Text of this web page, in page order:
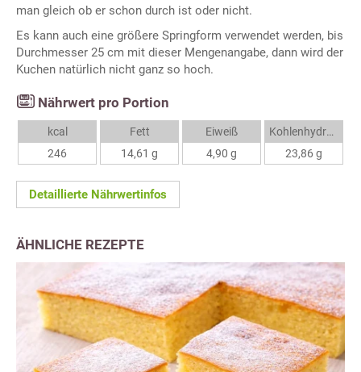
man gleich ob er schon durch ist oder nicht.
Es kann auch eine größere Springform verwendet werden, bis
Durchmesser 25 cm mit dieser Mengenangabe, dann wird der
Kuchen natürlich nicht ganz so hoch.
Nährwert pro Portion
kcal
246
Fett
14,61 g
Eiweiß
4,90 g
Kohlenhydrate
23,86 g
Detaillierte Nährwertinfos
ÄHNLICHE REZEPTE